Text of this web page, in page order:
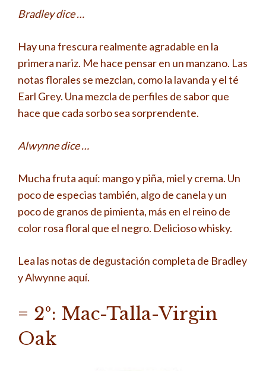
Bradley dice …
Hay una frescura realmente agradable en la
primera nariz. Me hace pensar en un manzano. Las
notas florales se mezclan, como la lavanda y el té
Earl Grey. Una mezcla de perfiles de sabor que
hace que cada sorbo sea sorprendente.
Alwynne dice …
Mucha fruta aquí: mango y piña, miel y crema. Un
poco de especias también, algo de canela y un
poco de granos de pimienta, más en el reino de
color rosa floral que el negro. Delicioso whisky.
Lea las notas de degustación completa de Bradley
y Alwynne aquí.
= 2º: Mac-Talla-Virgin
Oak